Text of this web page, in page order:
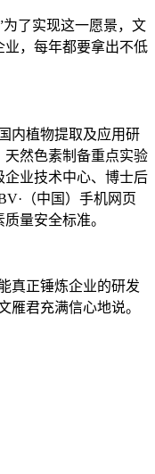
了实现这一愿景，文
，每年都要拿出不低
内植物提取及应用研
然色素制备重点实验
业技术中心、博士后
（中国）手机网页
量安全标准。
真正锤炼企业的研发
雁君充满信心地说。